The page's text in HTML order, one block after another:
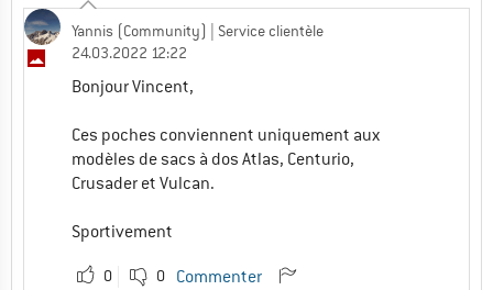
Yannis (Community)
| Service clientèle
24.03.2022 12:22
Bonjour Vincent,
Ces poches conviennent uniquement aux
modèles de sacs à dos Atlas, Centurio,
Crusader et Vulcan.
Sportivement
0 0 Commenter